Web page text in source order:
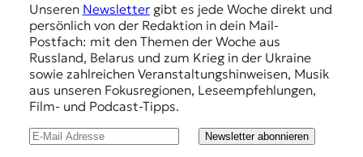
Unseren Newslettergibt es jede Woche direkt und
persönlich von der Redaktion in dein Mail-
Postfach: mit den Themen der Woche aus
Russland, Belarus und zum Krieg in der Ukraine
sowie zahlreichen Veranstaltungshinweisen, Musik
aus unseren Fokusregionen, Leseempfehlungen,
Film- und Podcast-Tipps.
Newsletter abonnieren